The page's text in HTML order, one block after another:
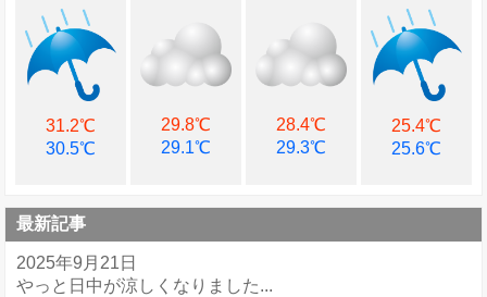
31.2℃
30.5℃
29.8℃
29.1℃
28.4℃
29.3℃
25.4℃
25.6℃
最新記事
2025年9月21日
やっと日中が涼しくなりました...